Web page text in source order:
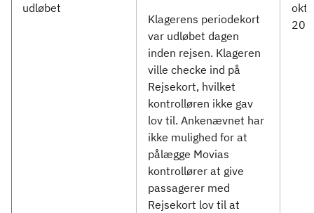
udløbet
Klagerens periodekort
var udløbet dagen
inden rejsen. Klageren
ville checke ind på
Rejsekort, hvilket
kontrolløren ikke gav
lov til. Ankenævnet har
ikke mulighed for at
pålægge Movias
kontrollører at give
passagerer med
Rejsekort lov til at